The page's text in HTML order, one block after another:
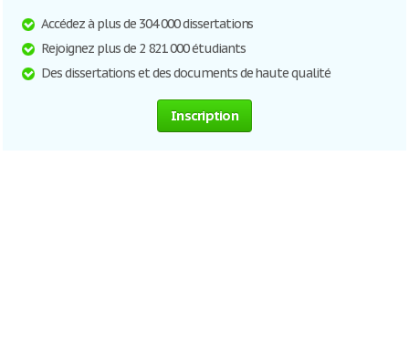
Accédez à plus de 304 000 dissertations
Rejoignez plus de 2 821 000 étudiants
Des dissertations et des documents de haute qualité
Inscription